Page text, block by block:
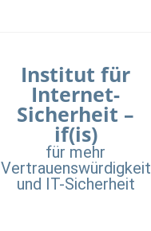
Institut für
Internet-
Sicherheit –
if(is)
für mehr
Vertrauenswürdigkeit
und IT-Sicherheit